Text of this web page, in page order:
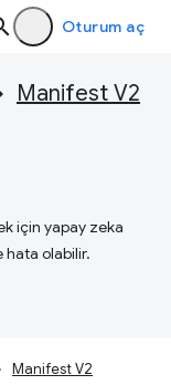
Oturum aç
Manifest V2
için yapay zeka
hata olabilir.
Manifest V2